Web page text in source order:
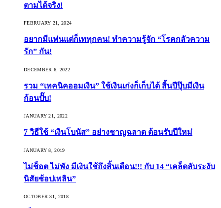
ตามได้จริง!
FEBRUARY 21, 2024
อยากมีแฟนแต่ก็เททุกคน! ทำความรู้จัก “โรคกลัวความ
รัก” กัน!
DECEMBER 6, 2022
รวม “เทคนิคออมเงิน” ใช้เงินเก่งก็เก็บได้ สิ้นปีปุ๊บมีเงิน
ก้อนปั๊บ!
JANUARY 21, 2022
7 วิธีใช้ “เงินโบนัส” อย่างชาญฉลาด ต้อนรับปีใหม่
JANUARY 8, 2019
ไม่ช็อต ไม่พัง มีเงินใช้ถึงสิ้นเดือน!!! กับ 14 “เคล็ดลับระงับ
นิสัยช้อปเพลิน”
OCTOBER 31, 2018